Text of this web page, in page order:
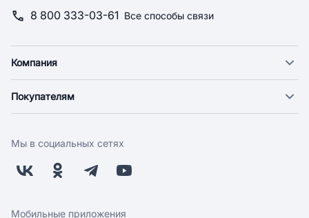
8 800 333-03-61 Все способы связи
Компания
Новости
Поставщикам
Заводчикам
Обратная связь
Покупателям
Оплата
Бонусная программа
Скидки и акции
Мы в социальных сетях
Мобильные приложения